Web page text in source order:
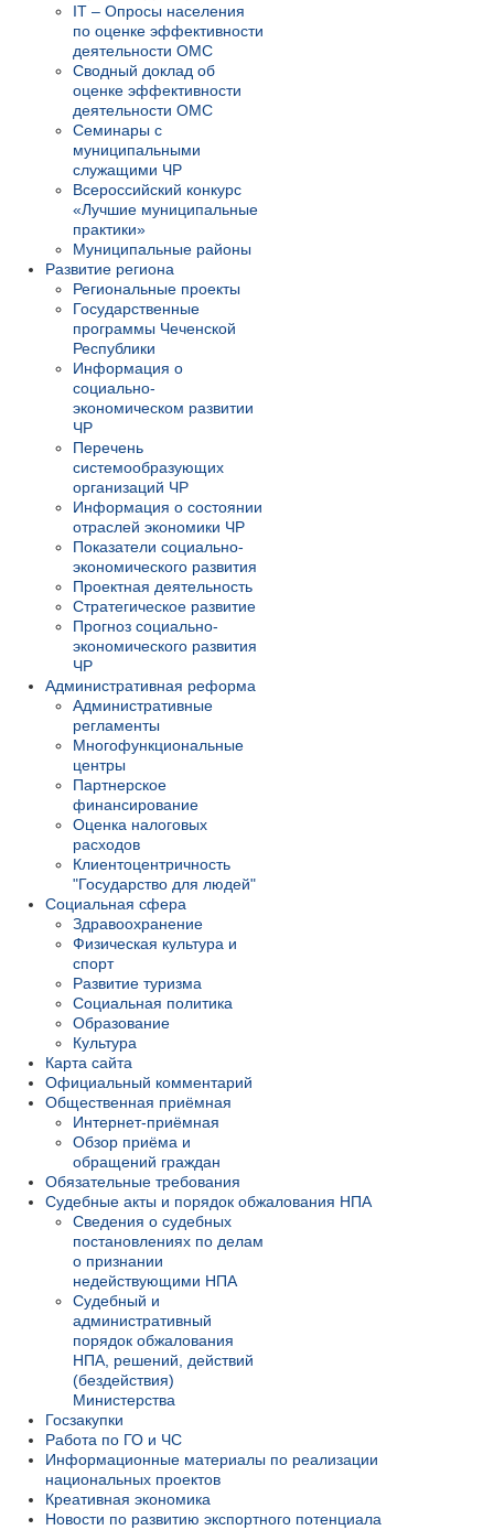
IT – Опросы населения
по оценке эффективности
деятельности ОМС
Сводный доклад об
оценке эффективности
деятельности ОМС
Семинары с
муниципальными
служащими ЧР
Всероссийский конкурс
«Лучшие муниципальные
практики»
Муниципальные районы
Развитие региона
Региональные проекты
Государственные
программы Чеченской
Республики
Информация о
социально-
экономическом развитии
ЧР
Перечень
системообразующих
организаций ЧР
Информация о состоянии
отраслей экономики ЧР
Показатели социально-
экономического развития
Проектная деятельность
Стратегическое развитие
Прогноз социально-
экономического развития
ЧР
Административная реформа
Административные
регламенты
Многофункциональные
центры
Партнерское
финансирование
Оценка налоговых
расходов
Клиентоцентричность
"Государство для людей"
Социальная сфера
Здравоохранение
Физическая культура и
спорт
Развитие туризма
Социальная политика
Образование
Культура
Карта сайта
Официальный комментарий
Общественная приёмная
Интернет-приёмная
Обзор приёма и
обращений граждан
Обязательные требования
Судебные акты и порядок обжалования НПА
Сведения о судебных
постановлениях по делам
о признании
недействующими НПА
Судебный и
административный
порядок обжалования
НПА, решений, действий
(бездействия)
Министерства
Госзакупки
Работа по ГО и ЧС
Информационные материалы по реализации
национальных проектов
Креативная экономика
Новости по развитию экспортного потенциала